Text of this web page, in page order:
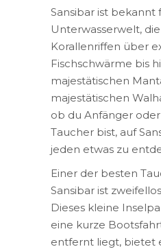
Sansibar ist bekannt
Unterwasserwelt,
Korallenriffen über
Fischschwärme bis
majestätischen
majestätischen
ob du Anfänger
Taucher bist, auf
jeden etwas zu
Einer der besten
Sansibar ist
Dieses kleine
eine kurze
entfernt liegt, bietet